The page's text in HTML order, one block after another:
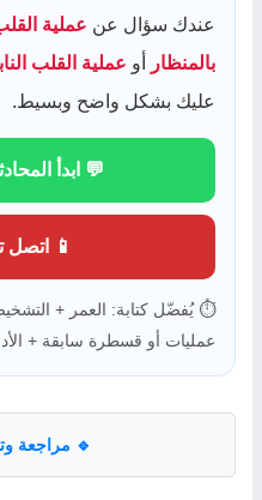
عندك سؤال عن عملية
بالمنظار
أو عملية القلب
عليك بشكل واضح وبسيط.
💬 ابدأ
📱 اتصل
⏱️ يُفضّل كتابة: العمر +
عمليات أو قسطرة سابقة +
🔹 مراجعة